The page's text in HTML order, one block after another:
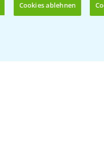
Cookies ablehnen